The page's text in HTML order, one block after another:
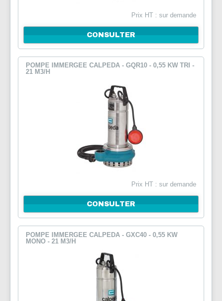
Prix HT : sur demande
CONSULTER
POMPE IMMERGEE CALPEDA - GQR10 - 0,55 KW TRI -
21 M3/H
Prix HT : sur demande
CONSULTER
POMPE IMMERGEE CALPEDA - GXC40 - 0,55 KW
MONO - 21 M3/H